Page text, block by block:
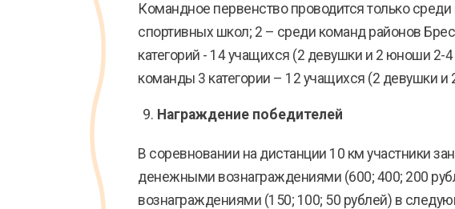
Командное первенство проводится только
спортивных школ; 2 – среди команд районов
категорий - 14 учащихся (2 девушки и 2 юноши 2-
команды 3 категории – 12 учащихся (2 девушки и
Награждение победителей
В соревновании на дистанции 10 км участники
денежными вознаграждениями (600; 400; 200
вознаграждениями (150; 100; 50 рублей) в